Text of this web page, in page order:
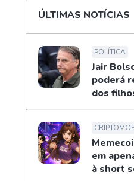
ÚLTIMAS NOTÍCIAS
POLÍTICA
Jair
poderá
dos
Pais
em
à short